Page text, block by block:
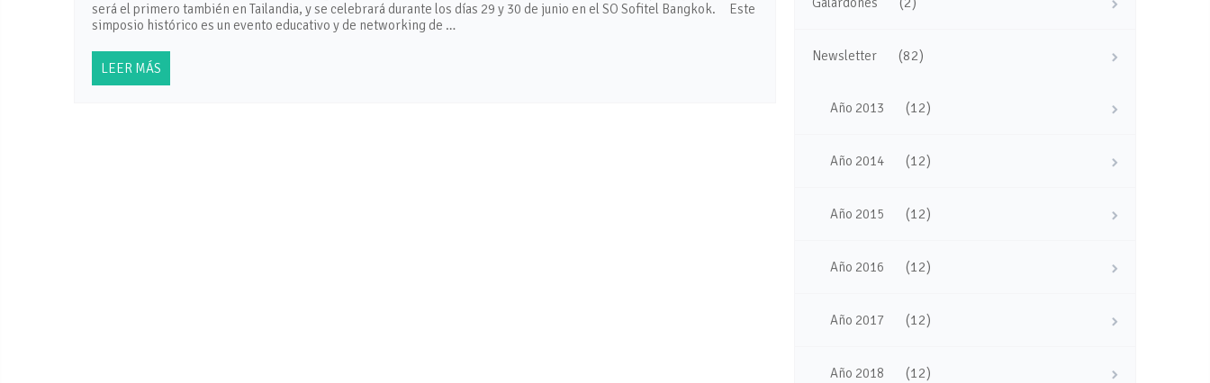
será el primero también en Tailandia, y se celebrará durante los días 29 y 30 de junio en el SO Sofitel Bangkok. Este
simposio histórico es un evento educativo y de networking de …
LEER MÁS
Newsletter (82)
Año 2013 (12)
Año 2014 (12)
Año 2015 (12)
Año 2016 (12)
Año 2017 (12)
Año 2018 (12)